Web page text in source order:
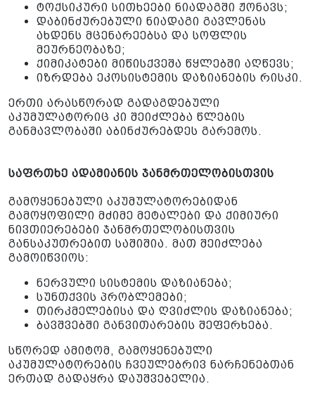
ტოქსიკური სითხეები ნიადაგში ჟონავს;
დაბინძურებული ნიადაგი გავლენას
ახდენს მცენარეებსა და სოფლის
მეურნეობაზე;
ქიმიკატები მიწისქვეშა წყლებში აღწევს;
იზრდება ეკოსისტემის დაზიანების რისკი.
ერთი არასწორად გადაგდებული
აკუმულატორიც კი შეიძლება წლების
განმავლობაში აბინძურებდეს გარემოს.
საფრთხე ადამიანის ჯანმრთელობისთვის
გამოყენებული აკუმულატორებიდან
გამოყოფილი მძიმე მეტალები და ქიმიური
ნივთიერებები ჯანმრთელობისთვის
განსაკუთრებით საშიშია. მათ შეიძლება
გამოიწვიოს:
ნერვული სისტემის დაზიანება;
სუნთქვის პრობლემები;
თირკმელებისა და ღვიძლის დაზიანება;
ბავშვებში განვითარების შეფერხება.
სწორედ ამიტომ, გამოყენებული
აკუმულატორების ჩვეულებრივ ნარჩენებთან
ერთად გადაყრა დაუშვებელია.